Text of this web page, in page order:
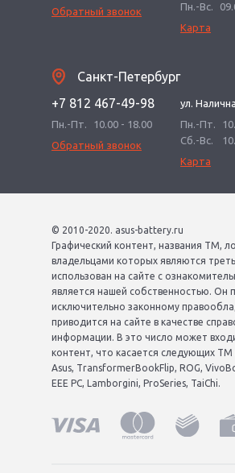
Обратный звонок
Пн.-Вс.
Карта
Санкт-Петербург
+7 812 467-49-98
Пн.-Пт.
10.00 - 18.00
Обратный звонок
ул.
Пн.-Пт.
Сб.-Вс.
Карта
© 2010-2020. asus-battery.ru
Графический контент, названия ТМ,
владельцами которых являются
использован на сайте с
является нашей собственностью. Он
исключительно законному
приводится на сайте в качестве
информации. В это число может
контент, что касается следующих ТМ
Asus, TransformerBookFlip, ROG,
EEE PC, Lamborgini, ProSeries, TaiChi.